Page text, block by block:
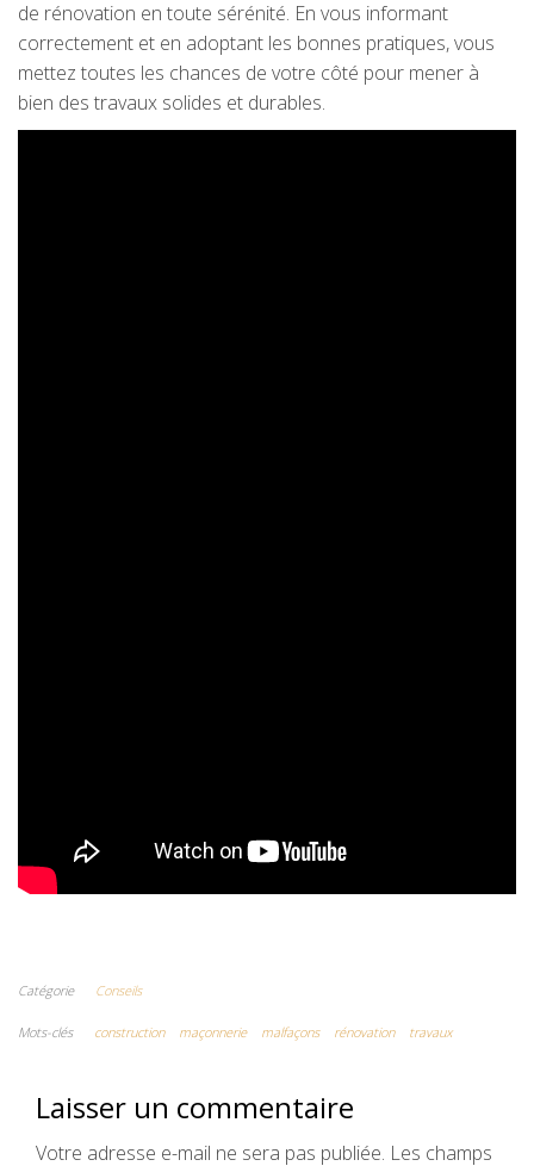
de rénovation en toute sérénité. En vous informant
correctement et en adoptant les bonnes pratiques, vous
mettez toutes les chances de votre côté pour mener à
bien des travaux solides et durables.
Catégorie Conseils
Mots-clés construction maçonnerie malfaçons rénovation travaux
Laisser un commentaire
Votre adresse e-mail ne sera pas publiée. Les champs